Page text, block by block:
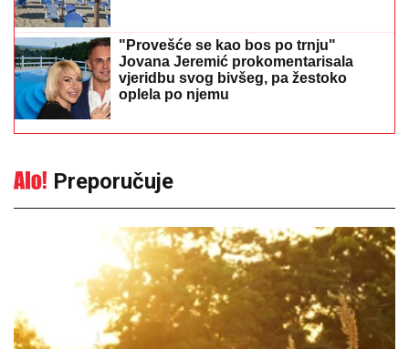
"Provešće se kao bos po trnju"
Jovana Jeremić prokomentarisala
vjeridbu svog bivšeg, pa žestoko
oplela po njemu
Preporučuje